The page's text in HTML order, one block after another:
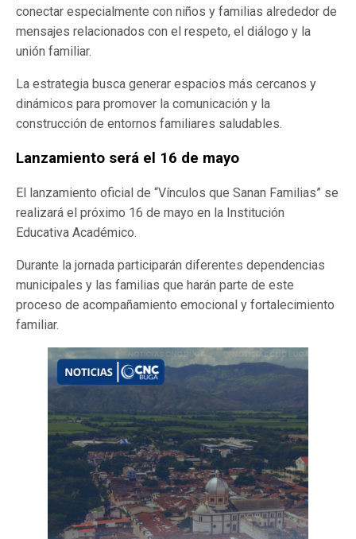
conectar especialmente con niños y familias alrededor de
mensajes relacionados con el respeto, el diálogo y la
unión familiar.
La estrategia busca generar espacios más cercanos y
dinámicos para promover la comunicación y la
construcción de entornos familiares saludables.
Lanzamiento será el 16 de mayo
El lanzamiento oficial de “Vínculos que Sanan Familias” se
realizará el próximo 16 de mayo en la Institución
Educativa Académico.
Durante la jornada participarán diferentes dependencias
municipales y las familias que harán parte de este
proceso de acompañamiento emocional y fortalecimiento
familiar.